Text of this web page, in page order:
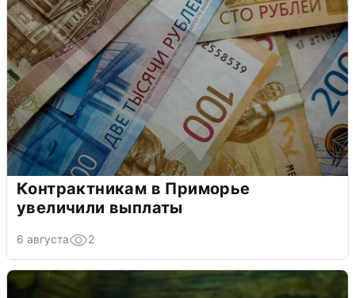
Контрактникам в Приморье
увеличили выплаты
6 августа 2